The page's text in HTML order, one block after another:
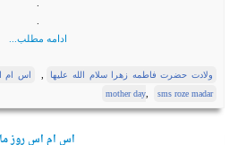
ادامه مطلب...
ولادت حضرت فاطمه زهرا سلام الله علیها اس ام
mother day
sms roze madar
اس ام اس روز